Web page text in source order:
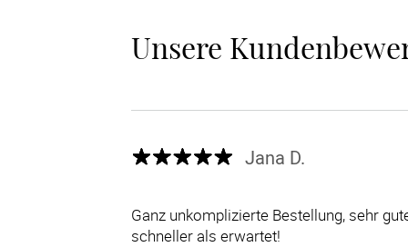
Unsere
Jana D.
Ganz unkomplizierte Bestellung, sehr
schneller als erwartet!